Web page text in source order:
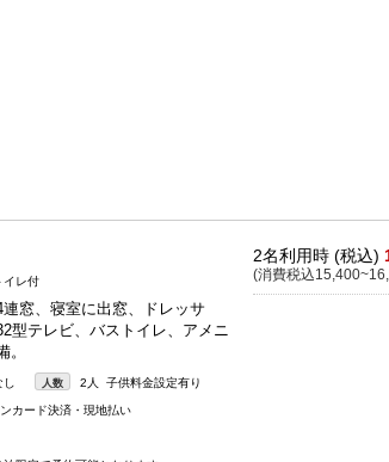
イレ付
連窓、寝室に出窓、ドレッサ
型テレビ、バストイレ、アメニ
。
人数 2人 子供料金設定有り
カード決済・現地払い
2名利用時 (税込)
(消費税込